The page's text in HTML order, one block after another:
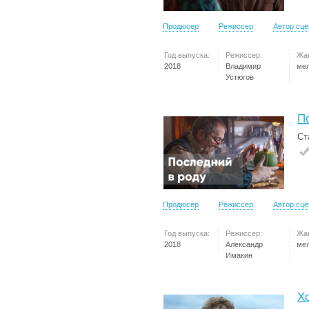
Продюсер Режиссер Автор
Год выпуска:
2018
Режиссер:
Владимир
Устюгов
Продюсер Режиссер Автор
Год выпуска:
2018
Режиссер:
Александр
Имакин